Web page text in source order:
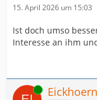
15. April 2026 um 15:03
Ist doch umso
Interesse an ihm
Online